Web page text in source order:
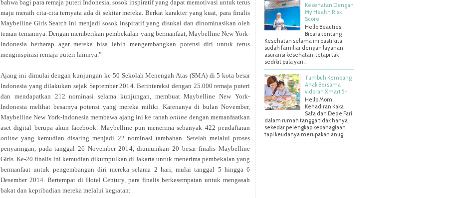
bahwa bagi para remaja puteri Indonesia, sosok inspiratif yang dapat memotivasi untuk terus
maju meraih cita-cita ternyata ada di sekitar mereka. Berkat karakter yang kuat, para finalis
Maybelline Girls Search ini menjadi sosok inspiratif yang disukai dan dinominasikan oleh
teman-temannya. Dengan memberikan pembekalan yang bermanfaat, Maybelline New York-
Indonesia berharap agar mereka bisa lebih mengembangkan potensi diri untuk terus
menginspirasi remaja puteri lainnya.”
Ajang ini dimulai dengan kunjungan ke 50 Sekolah Menengah Atas (SMA) di 5 kota besar
Indonesia yang dilakukan sejak September 2014. Berinteraksi dengan 25.000 remaja puteri
dan mendapatkan 212 nominasi selama kunjungan, membuat Maybelline New York-
Indonesia melihat besarnya potensi yang mereka miliki. Karenanya di bulan November,
Maybelline New York-Indonesia membawa ajang ini ke ranahonline dengan memanfaatkan
aset digital berupa akun facebook. Maybelline pun menerima sebanyak 422 pendaftaran
online yang kemudian disaring menjadi 22 nominasi tambahan. Setelah melalui proses
penyaringan, pada tanggal 26 November 2014, diumumkan 20 besar finalis Maybelline
Girls. Ke-20 finalis ini kemudian dikumpulkan di Jakarta untuk menerima pembekalan yang
bermanfaat untuk pengembangan diri mereka selama 2 hari, mulai tanggal 5 hingga 6
Desember 2014. Bertempat di Hotel Century, para finalis berkesempatan untuk mengasah
bakat dan kepribadian mereka melalui kegiatan:
Kesehatan Dengan
My Health Risk
Score
Hello Beauties…
Bicara tentang
Kesehatan selama ini pasti kita
sudah familiar dengan layanan
asuransi kesehatan, tetapi tak
sedikit pula yan...
Tumbuh Kembang
Anak Bersama
vidoran Xmart 5+
Hello Mom..
Kehadiran Kaka
Safa dan Dede Fari
dalam rumah tangga tidak hanya
sekedar pelengkap kebahagiaan
tapi keudanya merupakan anug...